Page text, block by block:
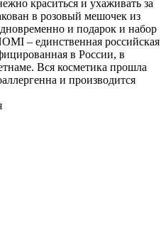
краситься и ухаживать за
в розовый мешочек из
и подарок и набор
– единственная российская
в России, в
Вся косметика прошла
и производится